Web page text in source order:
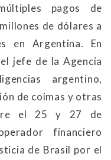
pagos de
de dólares a
en Argentina. En
jefe de la Agencia
argentino,
de coimas y otras
el 25 y 27 de
financiero
de Brasil por el